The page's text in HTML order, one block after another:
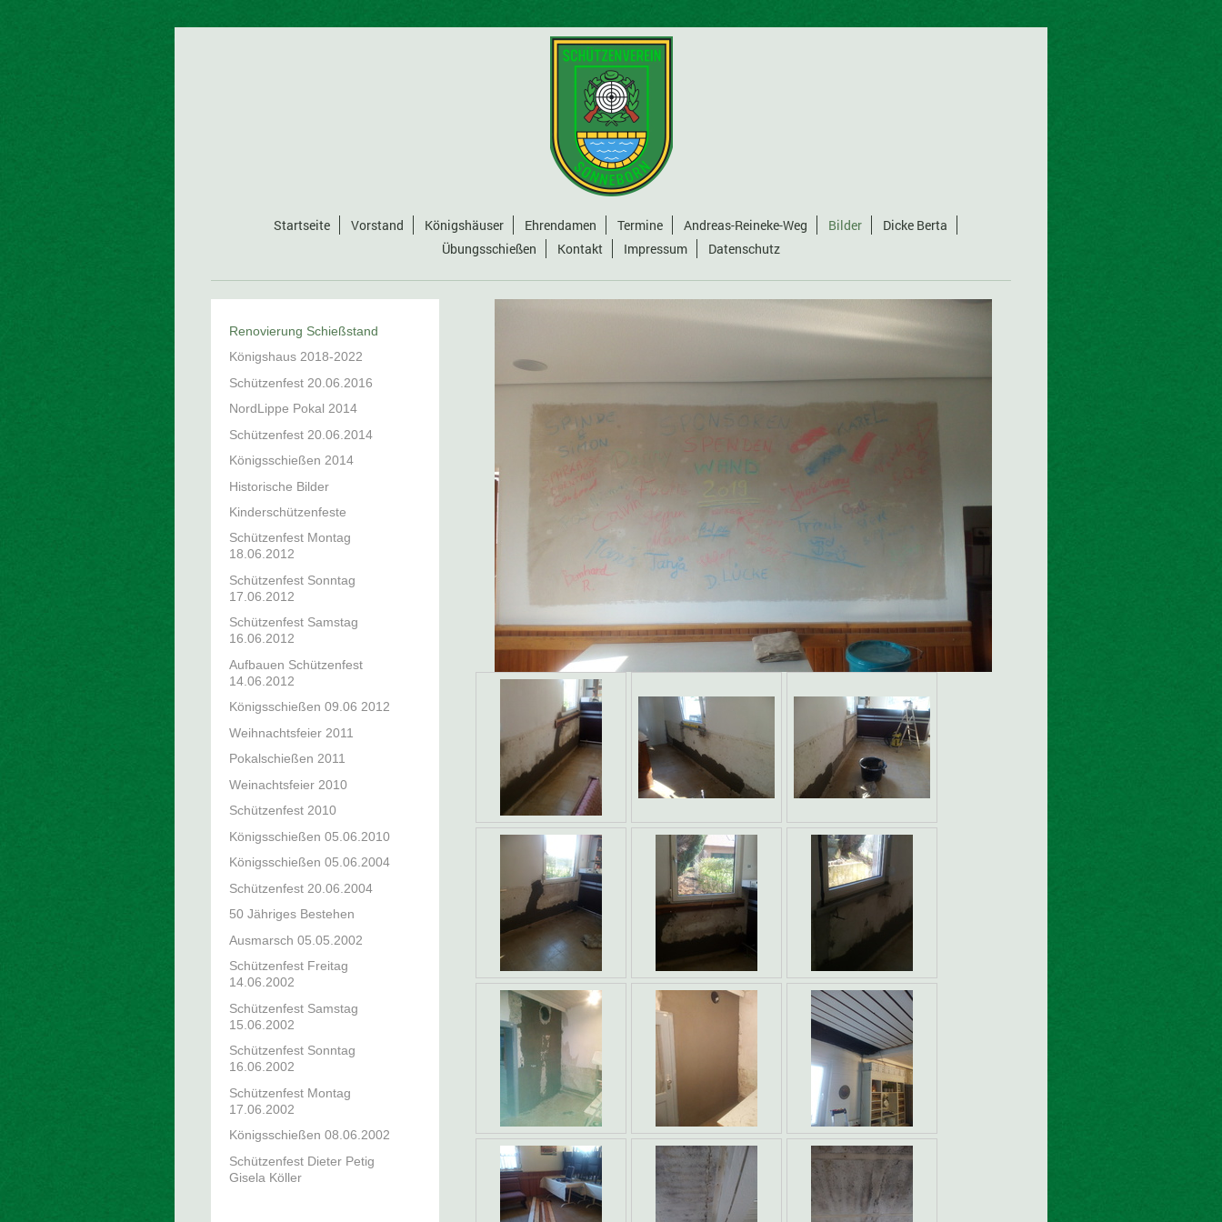
Startseite Vorstand Königshäuser Ehrendamen Termine Andreas-Reineke-Weg Bilder
Dicke Berta
Übungsschießen
Kontakt Impressum Datenschutz
Renovierung Schießstand
Königshaus 2018-2022
Schützenfest 20.06.2016
NordLippe Pokal 2014
Schützenfest 20.06.2014
Königsschießen 2014
Historische Bilder
Kinderschützenfeste
Schützenfest Montag
18.06.2012
Schützenfest Sonntag
17.06.2012
Schützenfest Samstag
16.06.2012
Aufbauen Schützenfest
14.06.2012
Königsschießen 09.06 2012
Weihnachtsfeier 2011
Pokalschießen 2011
Weinachtsfeier 2010
Schützenfest 2010
Königsschießen 05.06.2010
Königsschießen 05.06.2004
Schützenfest 20.06.2004
50 Jähriges Bestehen
Ausmarsch 05.05.2002
Schützenfest Freitag
14.06.2002
Schützenfest Samstag
15.06.2002
Schützenfest Sonntag
16.06.2002
Schützenfest Montag
17.06.2002
Königsschießen 08.06.2002
Schützenfest Dieter Petig
Gisela Köller